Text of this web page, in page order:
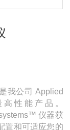
我公司 Applied
性能产品。
仪器获
置和可适应您的